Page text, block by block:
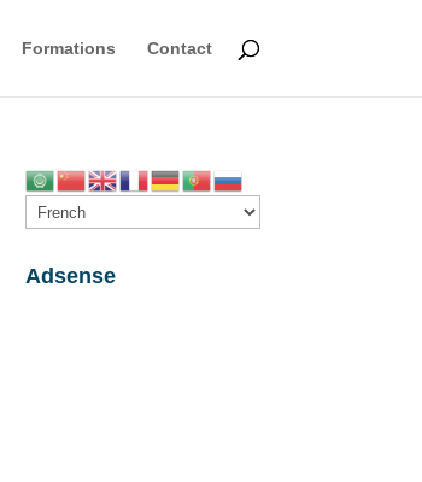
Formations Contact
Adsense